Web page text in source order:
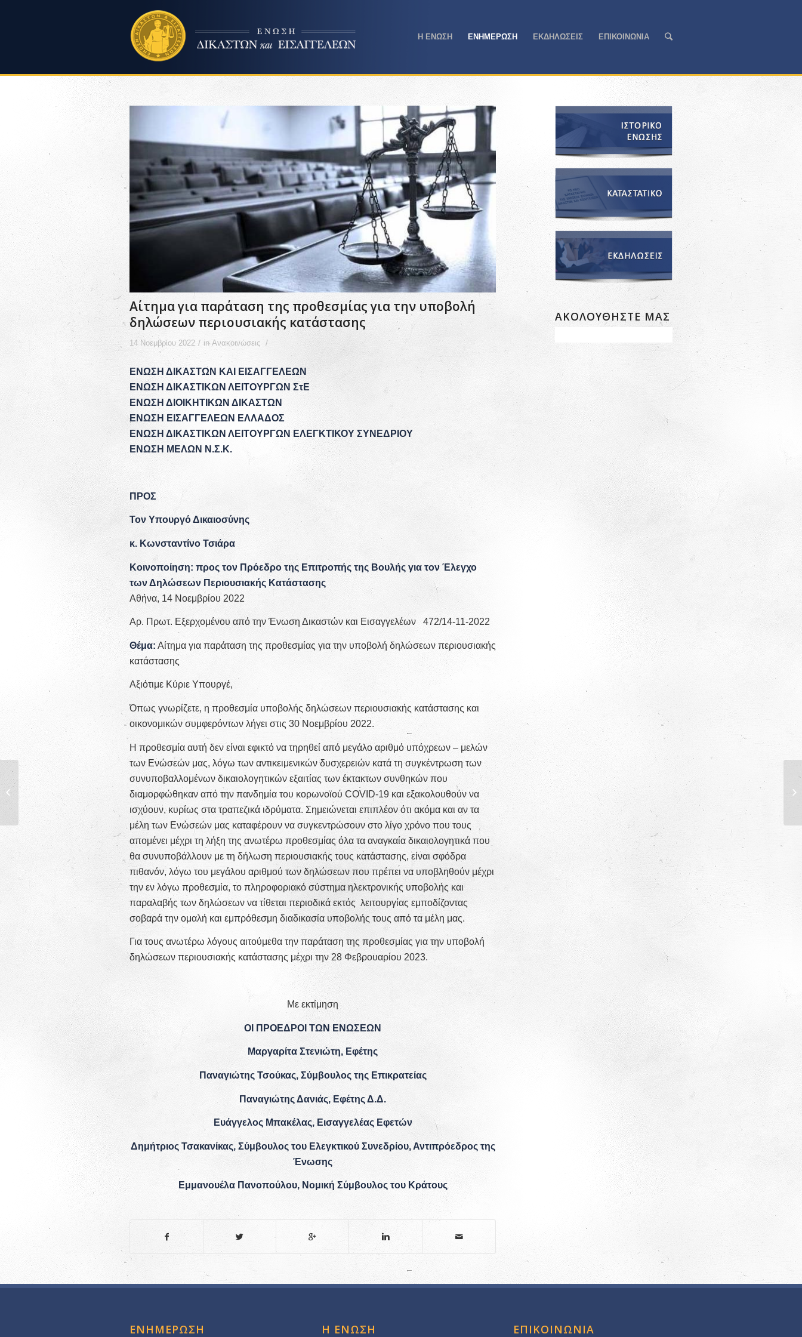
Η ΕΝΩΣΗ ΕΝΗΜΕΡΩΣΗ ΕΚΔΗΛΩΣΕΙΣ ΕΠΙΚΟΙΝΩΝΙΑ
Αίτημα για παράταση της προθεσμίας για την υποβολή
δηλώσεων περιουσιακής κατάστασης
14 Νοεμβρίου 2022 / in Ανακοινώσεις /
ΕΝΩΣΗ ΔΙΚΑΣΤΩΝ ΚΑΙ ΕΙΣΑΓΓΕΛΕΩΝ
ΕΝΩΣΗ ΔΙΚΑΣΤΙΚΩΝ ΛΕΙΤΟΥΡΓΩΝ ΣτΕ
ΕΝΩΣΗ ΔΙΟΙΚΗΤΙΚΩΝ ΔΙΚΑΣΤΩΝ
ΕΝΩΣΗ ΕΙΣΑΓΓΕΛΕΩΝ ΕΛΛΑΔΟΣ
ΕΝΩΣΗ ΔΙΚΑΣΤΙΚΩΝ ΛΕΙΤΟΥΡΓΩΝ ΕΛΕΓΚΤΙΚΟΥ ΣΥΝΕΔΡΙΟΥ
ΕΝΩΣΗ ΜΕΛΩΝ Ν.Σ.Κ.
ΠΡΟΣ
Τον Υπουργό Δικαιοσύνης
κ. Κωνσταντίνο Τσιάρα
Κοινοποίηση: προς τον Πρόεδρο της Επιτροπής της Βουλής για τον Έλεγχο
των Δηλώσεων Περιουσιακής Κατάστασης
Αθήνα, 14 Νοεμβρίου 2022
Αρ. Πρωτ. Εξερχομένου από την Ένωση Δικαστών και Εισαγγελέων 472/14-11-2022
Θέμα: Αίτημα για παράταση της προθεσμίας για την υποβολή δηλώσεων περιουσιακής
κατάστασης
Αξιότιμε Κύριε Υπουργέ,
Όπως γνωρίζετε, η προθεσμία υποβολής δηλώσεων περιουσιακής κατάστασης και
οικονομικών συμφερόντων λήγει στις 30 Νοεμβρίου 2022.
Η προθεσμία αυτή δεν είναι εφικτό να τηρηθεί από μεγάλο αριθμό υπόχρεων – μελών
των Ενώσεών μας, λόγω των αντικειμενικών δυσχερειών κατά τη συγκέντρωση των
συνυποβαλλομένων δικαιολογητικών εξαιτίας των έκτακτων συνθηκών που
διαμορφώθηκαν από την πανδημία του κορωνοϊού COVID-19 και εξακολουθούν να
ισχύουν, κυρίως στα τραπεζικά ιδρύματα. Σημειώνεται επιπλέον ότι ακόμα και αν τα
μέλη των Ενώσεών μας καταφέρουν να συγκεντρώσουν στο λίγο χρόνο που τους
απομένει μέχρι τη λήξη της ανωτέρω προθεσμίας όλα τα αναγκαία δικαιολογητικά που
θα συνυποβάλλουν με τη δήλωση περιουσιακής τους κατάστασης, είναι σφόδρα
πιθανόν, λόγω του μεγάλου αριθμού των δηλώσεων που πρέπει να υποβληθούν μέχρι
την εν λόγω προθεσμία, το πληροφοριακό σύστημα ηλεκτρονικής υποβολής και
παραλαβής των δηλώσεων να τίθεται περιοδικά εκτός λειτουργίας εμποδίζοντας
σοβαρά την ομαλή και εμπρόθεσμη διαδικασία υποβολής τους από τα μέλη μας.
Για τους ανωτέρω λόγους αιτούμεθα την παράταση της προθεσμίας για την υποβολή
δηλώσεων περιουσιακής κατάστασης μέχρι την 28 Φεβρουαρίου 2023.
Με εκτίμηση
ΟΙ ΠΡΟΕΔΡΟΙ ΤΩΝ ΕΝΩΣΕΩΝ
Μαργαρίτα Στενιώτη, Εφέτης
Παναγιώτης Τσούκας, Σύμβουλος της Επικρατείας
Παναγιώτης Δανιάς, Εφέτης Δ.Δ.
Ευάγγελος Μπακέλας, Εισαγγελέας Εφετών
Δημήτριος Τσακανίκας, Σύμβουλος του Ελεγκτικού Συνεδρίου, Αντιπρόεδρος της
Ένωσης
Εμμανουέλα Πανοπούλου, Νομική Σύμβουλος του Κράτους
ΑΚΟΛΟΥΘΗΣΤΕ ΜΑΣ
ΕΝΗΜΕΡΩΣΗ Η ΕΝΩΣΗ ΕΠΙΚΟΙΝΩΝΙΑ
ΗΜΕΡΙΔΑ ΓΙΑ ΤΟΥΣ
ΝΕΟΔΙΟΡΙΣΘΕΝΤΕΣ
ΕΙΡΗΝΟ�...